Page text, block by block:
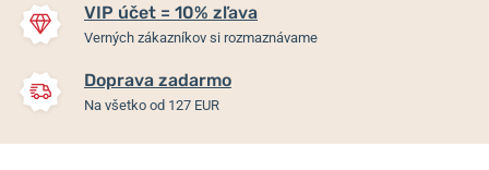
VIP účet = 10% zľava
Verných zákazníkov si rozmaznávame
Doprava zadarmo
Na všetko od 127 EUR